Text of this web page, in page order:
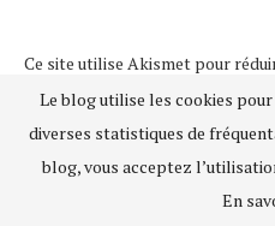
Ce site utilise Akismet pour
plus sur la façon dont les
traitées.
Le blog utilise les cookies
diverses statistiques de
blog, vous acceptez
En